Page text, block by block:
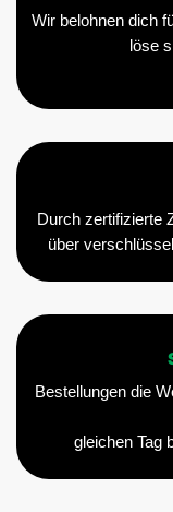
Wir belohnen dich
löse
Durch zertifizierte
über
Bestellungen die
gleichen Tag